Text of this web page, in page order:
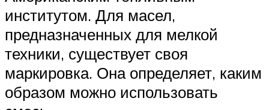
институтом. Для масел,
предназначенных для мелкой
техники, существует своя
маркировка. Она определяет, каким
образом можно использовать